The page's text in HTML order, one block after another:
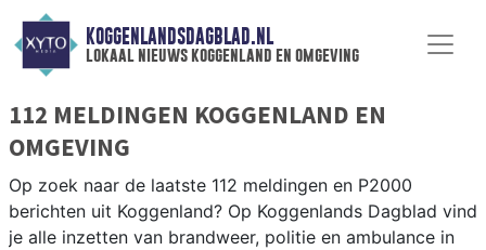
KOGGENLANDSDAGBLAD.NL
lokaal nieuws koggenland en omgeving
112 MELDINGEN KOGGENLAND EN
OMGEVING
Op zoek naar de laatste 112 meldingen en P2000
berichten uit Koggenland? Op Koggenlands Dagblad vind
je alle inzetten van brandweer, politie en ambulance in